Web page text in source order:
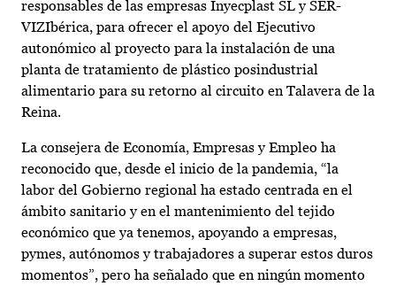
responsables de las empresas Inyecplast SL y SER-
VIZIbérica, para ofrecer el apoyo del Ejecutivo
autonómico al proyecto para la instalación de una
planta de tratamiento de plástico posindustrial
alimentario para su retorno al circuito en Talavera de la
Reina.
La consejera de Economía, Empresas y Empleo ha
reconocido que, desde el inicio de la pandemia, “la
labor del Gobierno regional ha estado centrada en el
ámbito sanitario y en el mantenimiento del tejido
económico que ya tenemos, apoyando a empresas,
pymes, autónomos y trabajadores a superar estos duros
momentos”, pero ha señalado que en ningún momento